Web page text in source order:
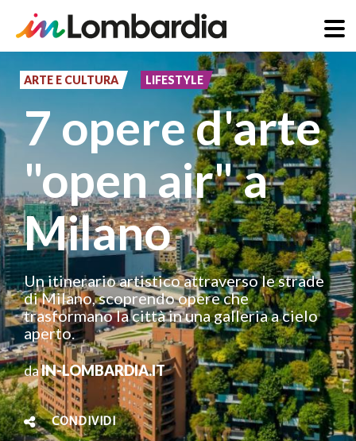
principale
ARTE E CULTURA LIFESTYLE
7 opere d'arte
"open air" a
Milano
Un itinerario artistico attraverso le strade
di Milano, scoprendo opere che
trasformano la città in una galleria a cielo
aperto.
daIN-LOMBARDIA.IT
CONDIVIDI